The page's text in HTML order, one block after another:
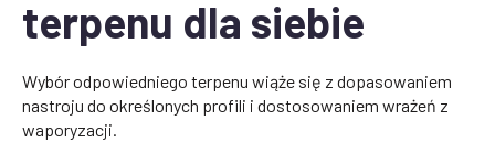
terpenu dla siebie
Wybór odpowiedniego terpenu wiąże się z dopasowaniem
nastroju do określonych profili i dostosowaniem wrażeń z
waporyzacji.